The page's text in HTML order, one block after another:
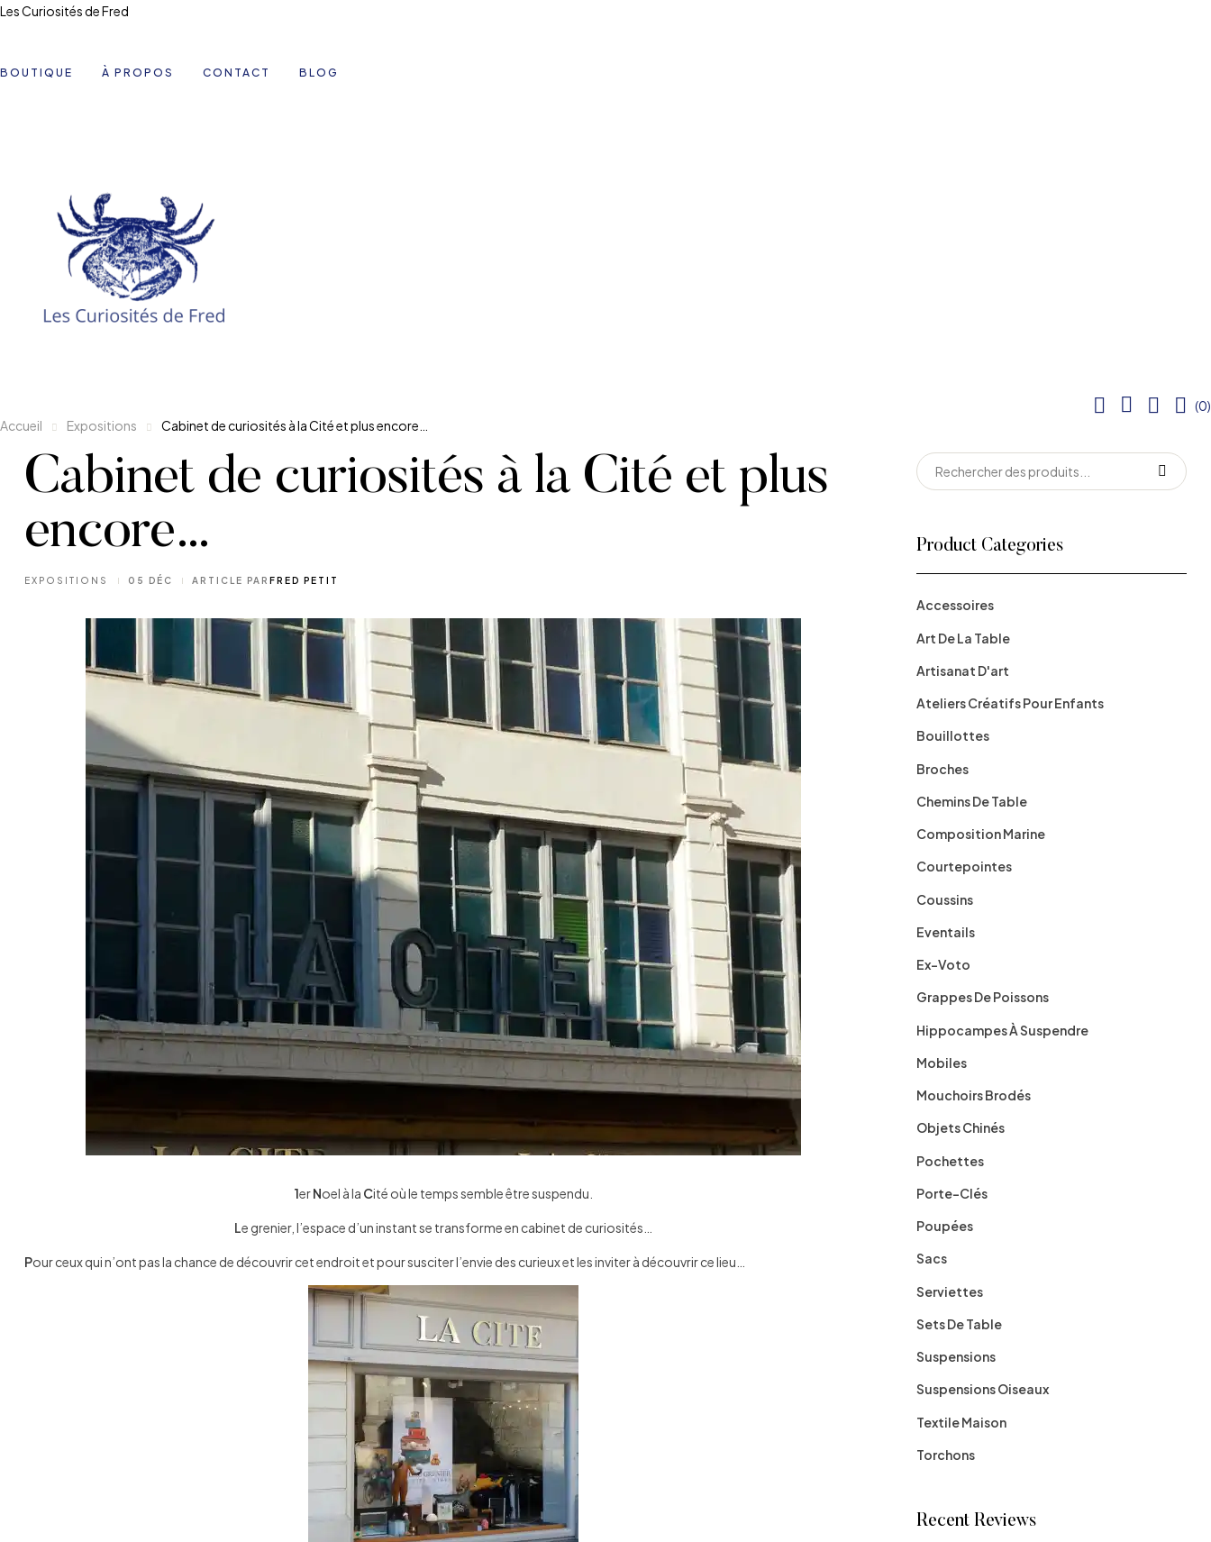
Les Curiosités de Fred
BOUTIQUE À PROPOS CONTACT BLOG
(0)
Accueil
Expositions Cabinet de curiosités à la Cité et plus encore…
Cabinet de curiosités à la Cité et plus
encore…
CATÉGORIES
EXPOSITIONS 05 DÉC ARTICLE PAR FRED PETIT
1erNoel à la Cité où le temps semble être suspendu.
Le grenier, l’espace d’un instant se transforme en cabinet de curiosités…
Pour ceux qui n’ont pas la chance de découvrir cet endroit et pour susciter l’envie des curieux et les inviter à découvrir ce lieu…
Search
for:
Product Categories
Accessoires
Art De La Table
Artisanat D'art
Ateliers Créatifs Pour Enfants
Bouillottes
Broches
Chemins De Table
Composition Marine
Courtepointes
Coussins
Eventails
Ex-Voto
Grappes De Poissons
Hippocampes À Suspendre
Mobiles
Mouchoirs Brodés
Objets Chinés
Pochettes
Porte-Clés
Poupées
Sacs
Serviettes
Sets De Table
Suspensions
Suspensions Oiseaux
Textile Maison
Torchons
Recent Reviews